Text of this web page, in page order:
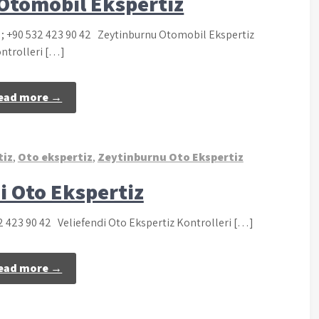
+90 532 423 90 42 Zeytinburnu Otomobil Ekspertiz
[…]
more →
, Oto ekspertiz, Zeytinburnu Oto Ekspertiz
Oto Ekspertiz
423 90 42 Veliefendi Oto Ekspertiz Kontrolleri […]
more →